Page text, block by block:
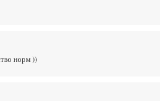
норм ))